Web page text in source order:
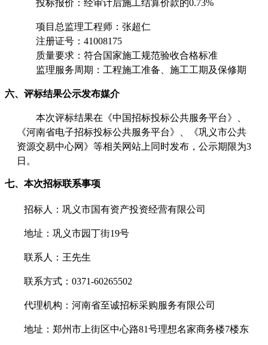
投标报价 ： 经审计后施工结算价款的0.73%
项目总监理工程师： 张超仁
注册证号： 41008175
质量要求：符合国家施工规范验收合格标准
监理服务周期： 工程施工准备、施工工期及保修期
六、评标结果公示发布媒介
本次评标结果在《中国招标投标公共服务平台》、
《河南省电子招标投标公共服务平台》、《巩义市公共
资源交易中心网》等相关网站上同时发布，公示期限为3
日。
七、本次招标联系事项
招标人： 巩义市国有资产投资经营有限公司
地址： 巩义市园丁街19号
联系人：王先生
联系方式： 0371-60265502
代理机构：河南省至诚招标采购服务有限公司
地址：郑州市上街区中心路81号理想名家商务楼7楼东